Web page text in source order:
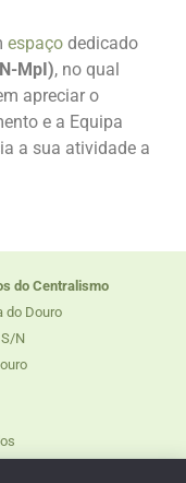
espaço dedicado
MpI), no qual
apreciar o
e a Equipa
a sua atividade a
do Centralismo
do Douro
N